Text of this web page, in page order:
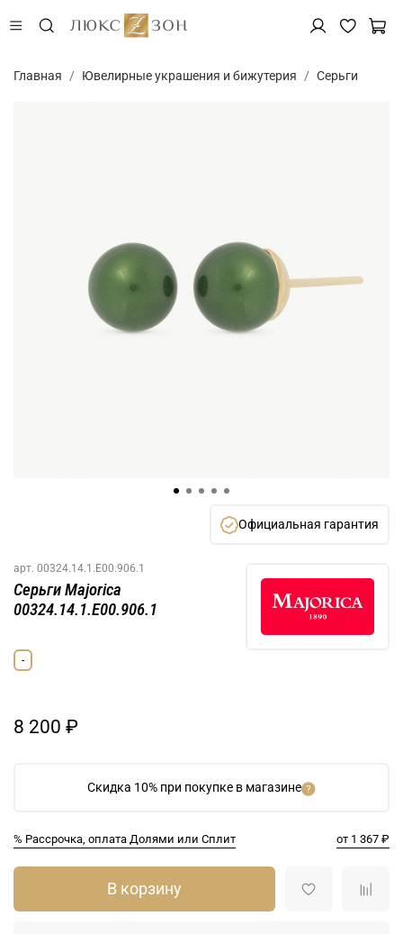
Главная Ювелирные украшения и бижутерия Серьги
Официальная гарантия
арт. 00324.14.1.E00.906.1
Скидка 10% при покупке в магазине
% Рассрочка, оплата Долями или Сплит от 1 367 ₽
Серьги Majorica
00324.14.1.E00.906.1
-
8 200 ₽
В корзину